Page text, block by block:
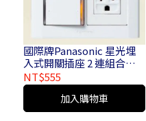
國際牌Panasonic 星光埋
入式開關插座 2 連組合＿
附螢光開關 C 3 切 2 插
110V接地雙插座雙連 3 開 2
插 110V接地雙插座雙連
WTDFP 4932 K
NT$555
加入購物車